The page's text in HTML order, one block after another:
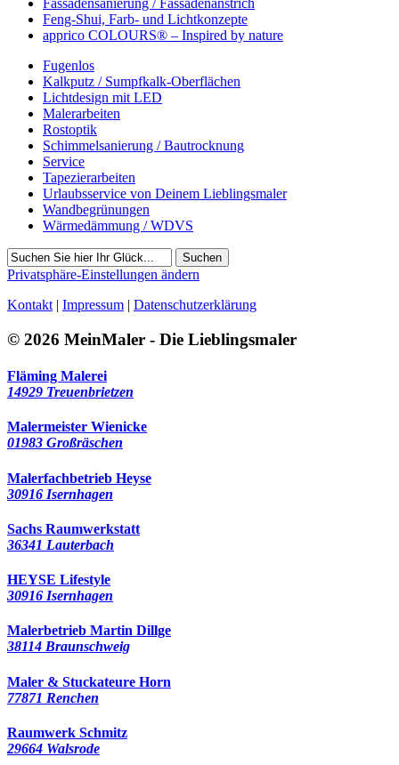
Fassadensanierung / Fassadenanstrich
Feng-Shui, Farb- und Lichtkonzepte
apprico COLOURS® – Inspired by nature
Fugenlos
Kalkputz / Sumpfkalk-Oberflächen
Lichtdesign mit LED
Malerarbeiten
Rostoptik
Schimmelsanierung / Bautrocknung
Service
Tapezierarbeiten
Urlaubsservice von Deinem Lieblingsmaler
Wandbegrünungen
Wärmedämmung / WDVS
Suchen
Privatsphäre-Einstellungen ändern
Kontakt | Impressum | Datenschutzerklärung
© 2026 MeinMaler - Die Lieblingsmaler
Fläming Malerei
14929 Treuenbrietzen
Malermeister Wienicke
01983 Großräschen
Malerfachbetrieb Heyse
30916 Isernhagen
Sachs Raumwerkstatt
36341 Lauterbach
HEYSE Lifestyle
30916 Isernhagen
Malerbetrieb Martin Dillge
38114 Braunschweig
Maler & Stuckateure Horn
77871 Renchen
Raumwerk Schmitz
29664 Walsrode